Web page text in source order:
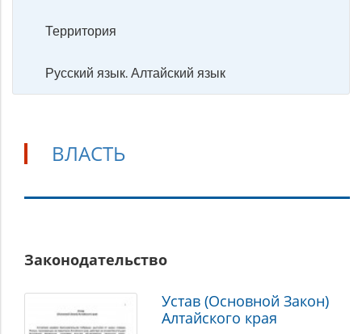
Территория
Русский язык. Алтайский язык
ВЛАСТЬ
Законодательство
Устав (Основной Закон)
Алтайского края